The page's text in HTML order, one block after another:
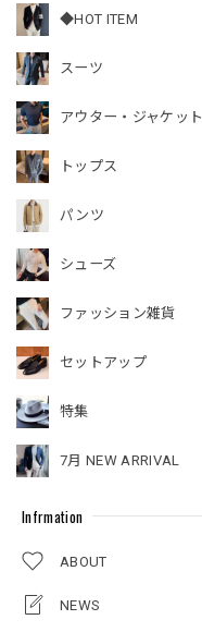
◆HOT ITEM
スーツ
アウター・ジャケット
トップス
パンツ
シューズ
ファッション雑貨
セットアップ
特集
7月 NEW ARRIVAL
Infrmation
ABOUT
NEWS